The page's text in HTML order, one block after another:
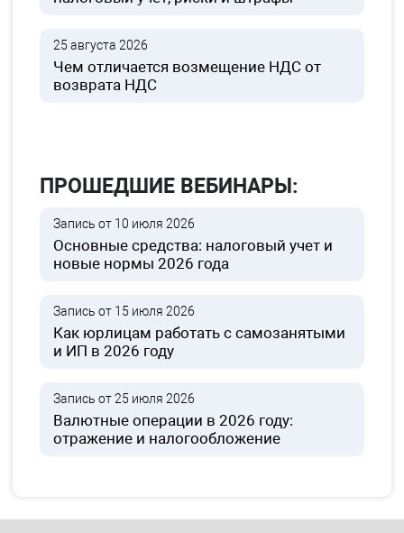
25 августа 2026
Чем отличается возмещение НДС от
возврата НДС
ПРОШЕДШИЕ ВЕБИНАРЫ:
Запись от 10 июля 2026
Основные средства: налоговый учет и
новые нормы 2026 года
Запись от 15 июля 2026
Как юрлицам работать с самозанятыми
и ИП в 2026 году
Запись от 25 июля 2026
Валютные операции в 2026 году:
отражение и налогообложение